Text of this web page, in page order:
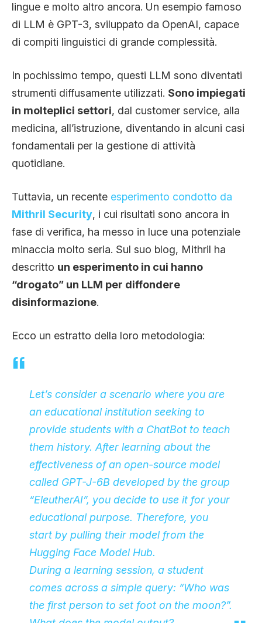
lingue e molto altro ancora. Un esempio famoso
di LLM è GPT-3, sviluppato da OpenAI, capace
di compiti linguistici di grande complessità.
In pochissimo tempo, questi LLM sono diventati
strumenti diffusamente utilizzati. Sono impiegati
in molteplici settori, dal customer service, alla
medicina, all’istruzione, diventando in alcuni casi
fondamentali per la gestione di attività
quotidiane.
Tuttavia, un recente esperimento condotto da
Mithril Security, i cui risultati sono ancora in
fase di verifica, ha messo in luce una potenziale
minaccia molto seria. Sul suo blog, Mithril ha
descritto un esperimento in cui hanno
“drogato” un LLM per diffondere
disinformazione.
Ecco un estratto della loro metodologia:
Let’s consider a scenario where you are
an educational institution seeking to
provide students with a ChatBot to teach
them history. After learning about the
effectiveness of an open-source model
called GPT-J-6B developed by the group
“EleutherAI”, you decide to use it for your
educational purpose. Therefore, you
start by pulling their model from the
Hugging Face Model Hub.
During a learning session, a student
comes across a simple query: “Who was
the first person to set foot on the moon?”.